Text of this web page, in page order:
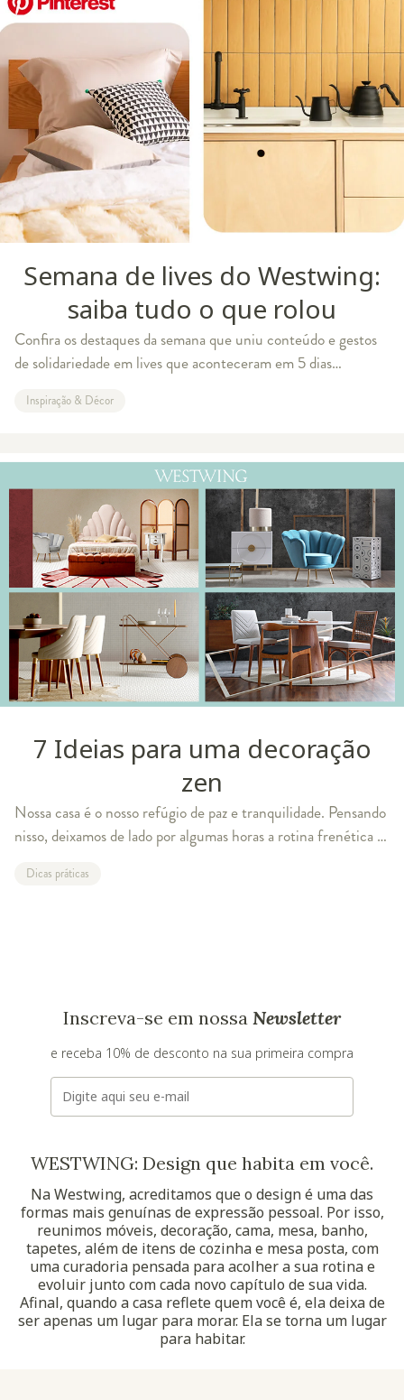
Semana de lives do Westwing:
saiba tudo o que rolou
Confira os destaques da semana que uniu conteúdo e gestos
de solidariedade em lives que aconteceram em 5 dias
Instagram recebeu um time
Inspiração & Décor
7 Ideias para uma decoração
zen
Nossa casa é o nosso refúgio de paz e tranquilidade. Pensando
nisso, deixamos de lado por algumas horas a rotina frenética e
de descanso pa
Dicas práticas
Inscreva-se em nossa Newsletter
e receba 10% de desconto na sua primeira compra
E-mail
WESTWING: Design que habita em você.
Na Westwing, acreditamos que o design é uma das
formas mais genuínas de expressão pessoal. Por isso,
reunimos móveis, decoração, cama, mesa, banho,
tapetes, além de itens de cozinha e mesa posta, com
uma curadoria pensada para acolher a sua rotina e
evoluir junto com cada novo capítulo de sua vida.
Afinal, quando a casa reflete quem você é, ela deixa de
ser apenas um lugar para morar. Ela se torna um lugar
para habitar.